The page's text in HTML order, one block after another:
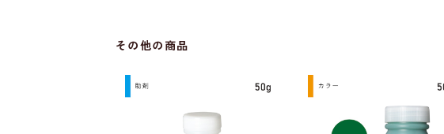
その他の商品